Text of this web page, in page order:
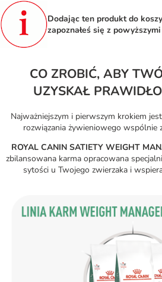
Dodając ten produkt do
zapoznałeś się z
CO ZROBIĆ, ABY
UZYSKAŁ
Najważniejszym i pierwszym krokiem
rozwiązania żywieniowego wspólnie
ROYAL CANIN SATIETY WEIGHT
zbilansowana karma opracowana
sytości u Twojego zwierzaka i